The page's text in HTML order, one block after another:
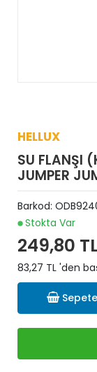
HELLUX
SU FLANŞI
JUMPER
Barkod:
Stokta Var
249,80
83,27 TL 'den